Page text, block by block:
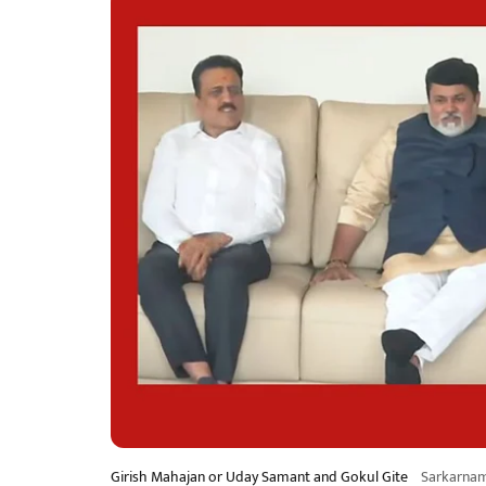
Girish Mahajan or Uday Samant and Gokul Gite